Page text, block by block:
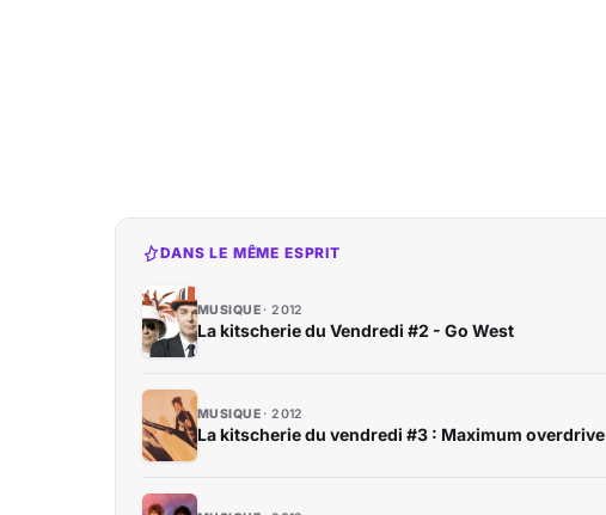
DANS LE MÊME ESPRIT
MUSIQUE 2012
La kitscherie du Vendredi #2 - Go West
MUSIQUE 2012
La kitscherie du vendredi #3 : Maximum overdrive